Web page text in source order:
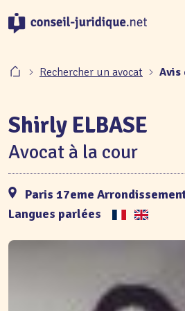
Rechercher un avocat Avis
Shirly ELBASE
Avocat à la cour
Paris 17eme
Langues parlées